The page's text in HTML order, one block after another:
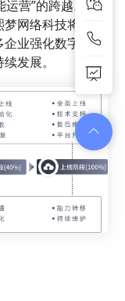
运营”的跨越。作
网络科技将持续
业强化数字技术
发展。